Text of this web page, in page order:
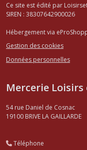
Ce site est édité par
SIREN : 38307642900026
Hébergement via
Gestion des cookies
Données personnelles
Mercerie Loisirs
54 rue Daniel de Cosnac
19100 BRIVE LA GAILLARDE
Téléphone